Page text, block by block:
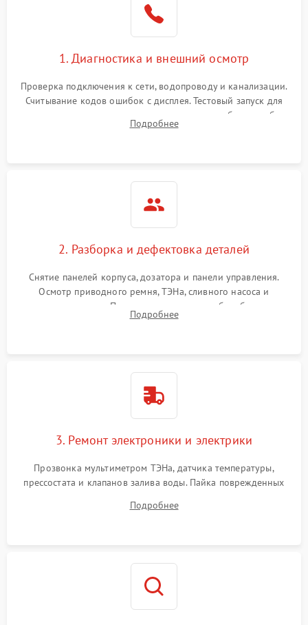
1. Диагностика и внешний осмотр
Проверка подключения к сети, водопроводу и канализации.
Считывание кодов ошибок с дисплея. Тестовый запуск для
выявления посторонних шумов, протечек или сбоев в работе
электронного модуля управления.
Подробнее
2. Разборка и дефектовка деталей
Снятие панелей корпуса, дозатора и панели управления.
Осмотр приводного ремня, ТЭНа, сливного насоса и
амортизаторов. Проверка подшипников барабана и
крестовины на износ, а манжеты люка на разрывы.
Подробнее
3. Ремонт электроники и электрики
Прозвонка мультиметром ТЭНа, датчика температуры,
прессостата и клапанов залива воды. Пайка поврежденных
Восстановление целостности проводки и контактов.
Подробнее